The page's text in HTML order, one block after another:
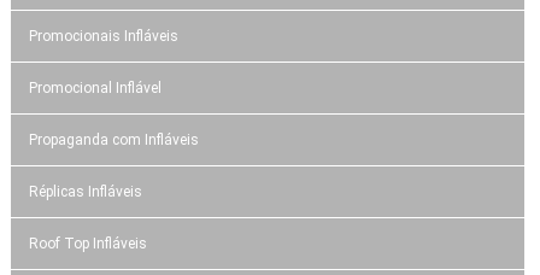
Promocionais Infláveis
Promocional Inflável
Propaganda com Infláveis
Réplicas Infláveis
Roof Top Infláveis